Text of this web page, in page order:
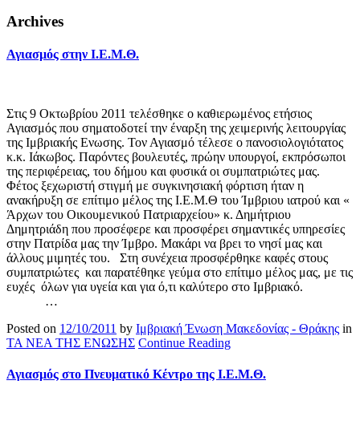
Archives
Αγιασμός στην Ι.Ε.Μ.Θ.
Στις 9 Οκτωβρίου 2011 τελέσθηκε ο καθιερωμένος ετήσιος
Αγιασμός που σηματοδοτεί την έναρξη της χειμερινής λειτουργίας
της Ιμβριακής Ενωσης. Τον Αγιασμό τέλεσε ο πανοσιολογιότατος
κ.κ. Ιάκωβος. Παρόντες βουλευτές, πρώην υπουργοί, εκπρόσωποι
της περιφέρειας, του δήμου και φυσικά οι συμπατριώτες μας.
Φέτος ξεχωριστή στιγμή με συγκινησιακή φόρτιση ήταν η
ανακήρυξη σε επίτιμο μέλος της Ι.Ε.Μ.Θ του Ίμβριου ιατρού και «
Άρχων του Οικουμενικού Πατριαρχείου» κ. Δημήτριου
Δημητριάδη που προσέφερε και προσφέρει σημαντικές υπηρεσίες
στην Πατρίδα μας την Ίμβρο. Μακάρι να βρει το νησί μας και
άλλους μιμητές του. Στη συνέχεια προσφέρθηκε καφές στους
συμπατριώτες και παρατέθηκε γεύμα στο επίτιμο μέλος μας, με τις
ευχές όλων για υγεία και για ό,τι καλύτερο στο Ιμβριακό.
…
Posted on 12/10/2011 by Ιμβριακή Ένωση Μακεδονίας - Θράκης in
ΤΑ ΝΕΑ ΤΗΣ ΕΝΩΣΗΣ Continue Reading
Αγιασμός στο Πνευματικό Κέντρο της Ι.Ε.Μ.Θ.